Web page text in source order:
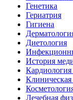
Генетика
Гериатрия
Гигиена
Диетология
История
Клиническая
Лечебная